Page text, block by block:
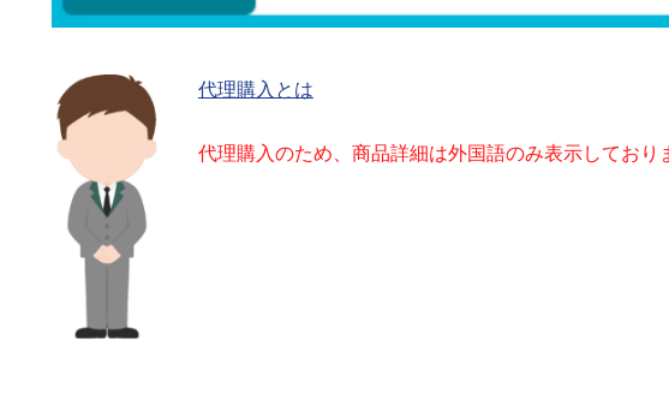
代理購入とは
代理購入のため、商品詳細は外国語のみ表示しており